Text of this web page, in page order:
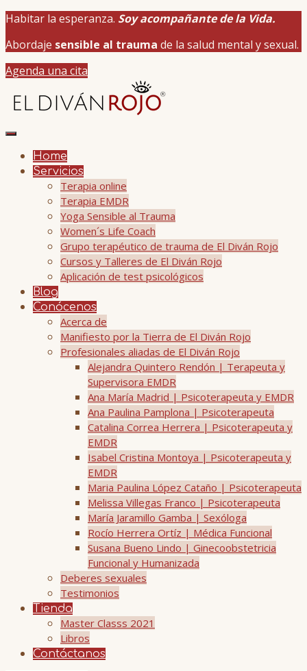
Habitar la esperanza. Soy acompañante de la Vida.
Abordaje sensible al trauma de la salud mental y sexual.
Agenda una cita
Home
Servicios
Terapia online
Terapia EMDR
Yoga Sensible al Trauma
Women´s Life Coach
Grupo terapéutico de trauma de El Diván Rojo
Cursos y Talleres de El Diván Rojo
Aplicación de test psicológicos
Blog
Conócenos
Acerca de
Manifiesto por la Tierra de El Diván Rojo
Profesionales aliadas de El Diván Rojo
Alejandra Quintero Rendón | Terapeuta y
Supervisora EMDR
Ana María Madrid | Psicoterapeuta y EMDR
Ana Paulina Pamplona | Psicoterapeuta
Catalina Correa Herrera | Psicoterapeuta y
EMDR
Isabel Cristina Montoya | Psicoterapeuta y
EMDR
Maria Paulina López Cataño | Psicoterapeuta
Melissa Villegas Franco | Psicoterapeuta
María Jaramillo Gamba | Sexóloga
Rocío Herrera Ortíz | Médica Funcional
Susana Bueno Lindo | Ginecoobstetricia
Funcional y Humanizada
Deberes sexuales
Testimonios
Tienda
Master Classs 2021
Libros
Contáctanos